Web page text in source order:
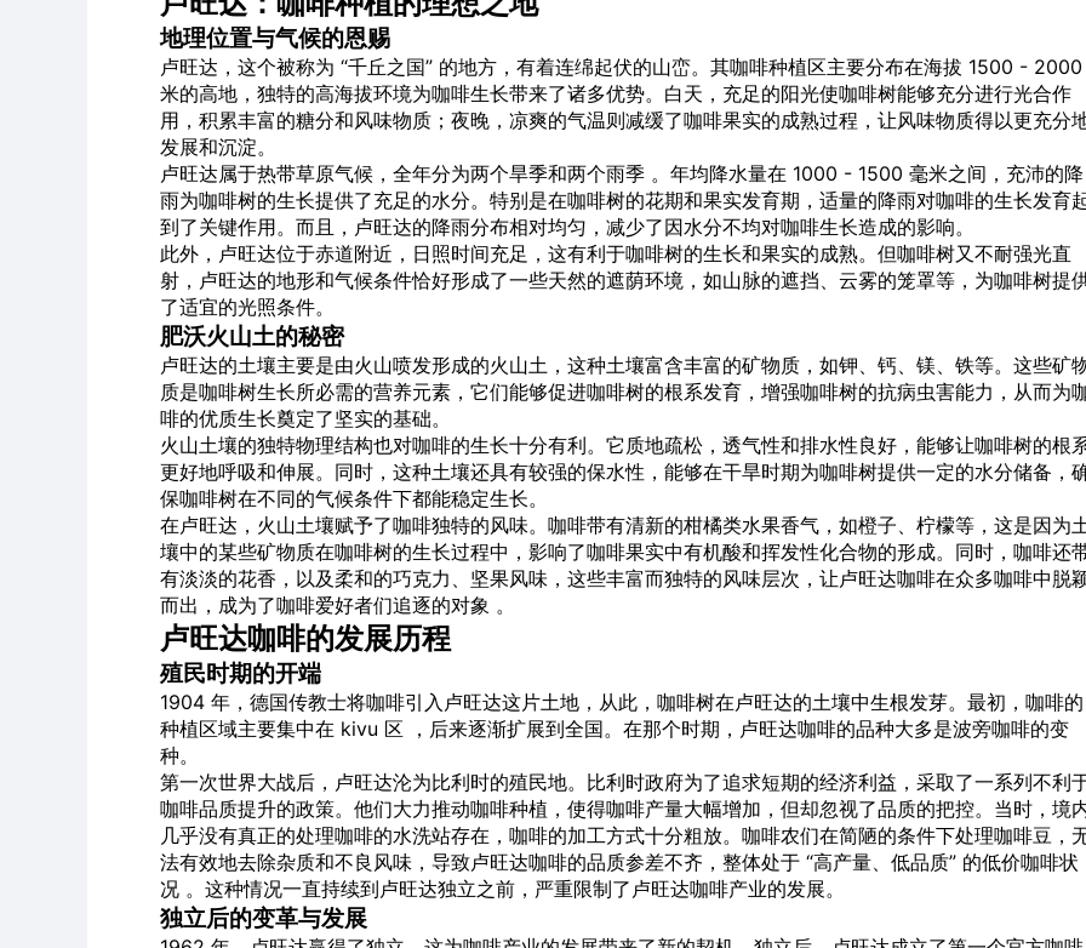
地理位置与气候的恩赐
卢旺达，这个被称为 “千丘之国” 的地方，有着连绵起伏的山峦。其咖啡种植区主要分布在海拔 1500 - 2000
米的高地，独特的高海拔环境为咖啡生长带来了诸多优势。白天，充足的阳光使咖啡树能够充分进行光合作
用，积累丰富的糖分和风味物质；夜晚，凉爽的气温则减缓了咖啡果实的成熟过程，让风味物质得以更充分
发展和沉淀。
卢旺达属于热带草原气候，全年分为两个旱季和两个雨季 。年均降水量在 1000 - 1500 毫米之间，充沛的降
雨为咖啡树的生长提供了充足的水分。特别是在咖啡树的花期和果实发育期，适量的降雨对咖啡的生长发育
到了关键作用。而且，卢旺达的降雨分布相对均匀，减少了因水分不均对咖啡生长造成的影响。
此外，卢旺达位于赤道附近，日照时间充足，这有利于咖啡树的生长和果实的成熟。但咖啡树又不耐强光直
射，卢旺达的地形和气候条件恰好形成了一些天然的遮荫环境，如山脉的遮挡、云雾的笼罩等，为咖啡树提
了适宜的光照条件。
肥沃火山土的秘密
卢旺达的土壤主要是由火山喷发形成的火山土，这种土壤富含丰富的矿物质，如钾、钙、镁、铁等。这些矿
质是咖啡树生长所必需的营养元素，它们能够促进咖啡树的根系发育，增强咖啡树的抗病虫害能力，从而为
啡的优质生长奠定了坚实的基础。
火山土壤的独特物理结构也对咖啡的生长十分有利。它质地疏松，透气性和排水性良好，能够让咖啡树的根
更好地呼吸和伸展。同时，这种土壤还具有较强的保水性，能够在干旱时期为咖啡树提供一定的水分储备，
保咖啡树在不同的气候条件下都能稳定生长。
在卢旺达，火山土壤赋予了咖啡独特的风味。咖啡带有清新的柑橘类水果香气，如橙子、柠檬等，这是因为
壤中的某些矿物质在咖啡树的生长过程中，影响了咖啡果实中有机酸和挥发性化合物的形成。同时，咖啡还
有淡淡的花香，以及柔和的巧克力、坚果风味，这些丰富而独特的风味层次，让卢旺达咖啡在众多咖啡中脱
而出，成为了咖啡爱好者们追逐的对象 。
卢旺达咖啡的发展历程
殖民时期的开端
1904 年，德国传教士将咖啡引入卢旺达这片土地，从此，咖啡树在卢旺达的土壤中生根发芽。最初，咖啡的
种植区域主要集中在 kivu 区 ，后来逐渐扩展到全国。在那个时期，卢旺达咖啡的品种大多是波旁咖啡的变
种。
第一次世界大战后，卢旺达沦为比利时的殖民地。比利时政府为了追求短期的经济利益，采取了一系列不利
咖啡品质提升的政策。他们大力推动咖啡种植，使得咖啡产量大幅增加，但却忽视了品质的把控。当时，境
几乎没有真正的处理咖啡的水洗站存在，咖啡的加工方式十分粗放。咖啡农们在简陋的条件下处理咖啡豆，
法有效地去除杂质和不良风味，导致卢旺达咖啡的品质参差不齐，整体处于 “高产量、低品质” 的低价咖啡状
况 。这种情况一直持续到卢旺达独立之前，严重限制了卢旺达咖啡产业的发展。
独立后的变革与发展